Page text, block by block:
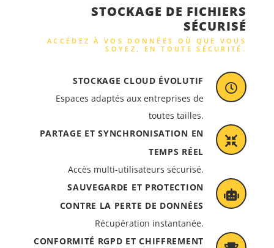
STOCKAGE DE FICHIERS
SÉCURISÉ
ACCÉDEZ À VOS DONNÉES OÙ QUE VOUS
SOYEZ, EN TOUTE SÉCURITÉ.
STOCKAGE CLOUD ÉVOLUTIF
Espaces adaptés aux entreprises de
toutes tailles.
PARTAGE ET SYNCHRONISATION EN
TEMPS RÉEL
Accès multi-utilisateurs sécurisé.
SAUVEGARDE ET PROTECTION
CONTRE LA PERTE DE DONNÉES
Récupération instantanée.
CONFORMITÉ RGPD ET CHIFFREMENT